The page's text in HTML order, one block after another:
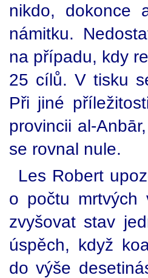
nikdo, dokonce
námitku.
na případu, kdy
25 cílů. V tisku
Při jiné
provincii al-
se rovnal nule.
Les Robert
o počtu mrtvých
zvyšovat stav
úspěch, když
do výše